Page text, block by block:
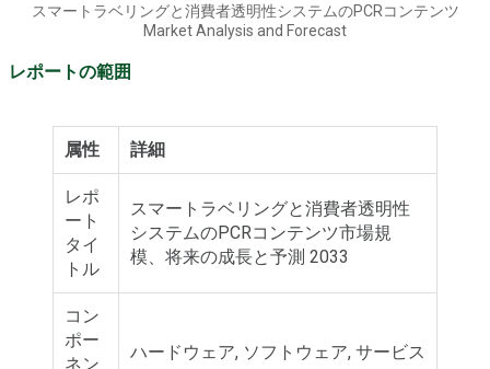
スマートラベリングと消費者透明性システムのPCRコンテンツ
Market Analysis and Forecast
レポートの範囲
属性 詳細
レポ
ート
タイ
トル
スマートラベリングと消費者透明性
システムのPCRコンテンツ市場規
模、将来の成長と予測 2033
コン
ポー
ネン
ハードウェア, ソフトウェア, サービス